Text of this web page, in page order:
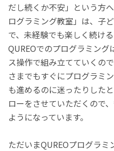
だし続くか不安」という方
ログラミング教室」は、子
で、未経験でも楽しく続け
QUREOでのプログラミン
ス操作で組み立てていくの
さまでもすぐにプログラミ
も進めるのに迷ったりした
ローをさせていただくので
ようになっています。
ただいまQUREOプログラ